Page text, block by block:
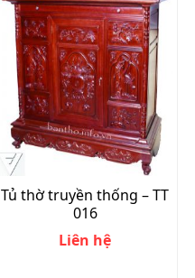
Tủ thờ truyền thống – TT
016
Liên hệ